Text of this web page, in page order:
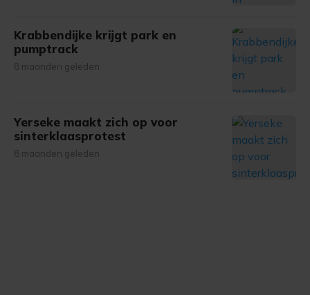
Krabbendijke krijgt park en
pumptrack
8 maanden geleden
Yerseke maakt zich op voor
sinterklaasprotest
8 maanden geleden